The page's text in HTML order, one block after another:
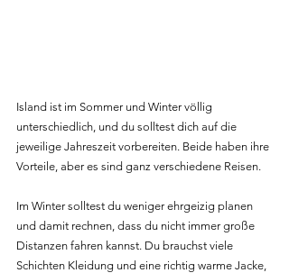
Island ist im Sommer und Winter völlig
unterschiedlich, und du solltest dich auf die
jeweilige Jahreszeit vorbereiten. Beide haben ihre
Vorteile, aber es sind ganz verschiedene Reisen.
Im Winter solltest du weniger ehrgeizig planen
und damit rechnen, dass du nicht immer große
Distanzen fahren kannst. Du brauchst viele
Schichten Kleidung und eine richtig warme Jacke,